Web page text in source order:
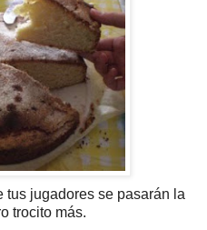
tus jugadores se pasarán la
trocito más.